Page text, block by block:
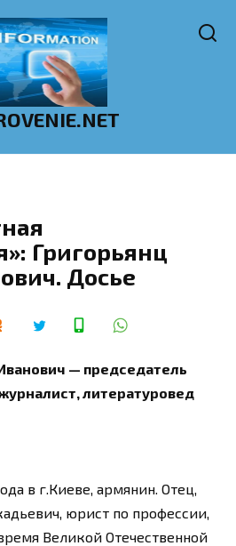
Григорьянц
Досье
— председатель
литературовед
в г.Киеве, армянин. Отец,
юрист по профессии,
Великой Отечественной